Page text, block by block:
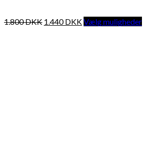
1.800DKK 1.440DKKVælg muligheder